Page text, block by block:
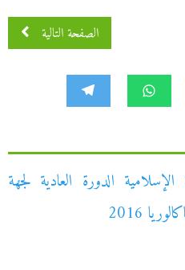
الصفحة التالية
الدورة العادية لجهة
2016